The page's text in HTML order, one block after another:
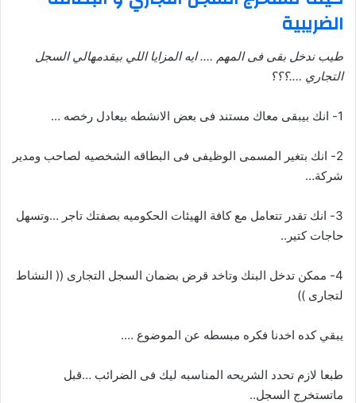
الضريبية
طيب ندخل بقى فى المهم …. ايه المزايا اللي بيقدمهالي السجل
التجاري ….؟؟؟
1- انك بيبقى معاك مستند فى بعض الانشطه بيعادل رخصه …
2- انك بتغير المسمى الوظيفى فى البطاقه الشخصيه لصاحب ومدير
شركة…
3- انك تقدر تتعامل مع كافة الهيئات الحكوميه بصفتك تاجر …وتسهل
حاجات كتير..
4- ممكن تدخل البنك وتاخد قرض بضمان السجل التجارى (( النشاط
لتجارى ))
يبقي كده اخدنا فكره مبسطه عن الموضوع ….
طبعا لازم تحدد الشريحه المناسبه ليك فى الضرائب …قبل
ماتستخرج السجل..